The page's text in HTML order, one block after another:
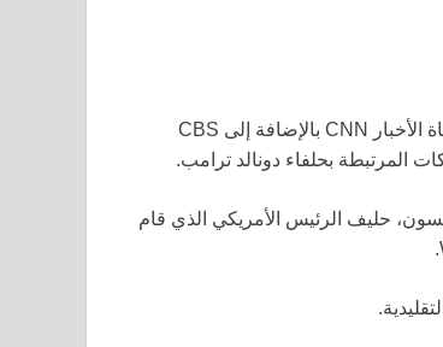
إذا كانت باراماونت سكايدانس ناجحة في محاولة الاستحواذ، فسوف تملك قناة الأخبار CNN بالإضافة إلى CBS
حليف الرئيس الأمريكي الذي قام